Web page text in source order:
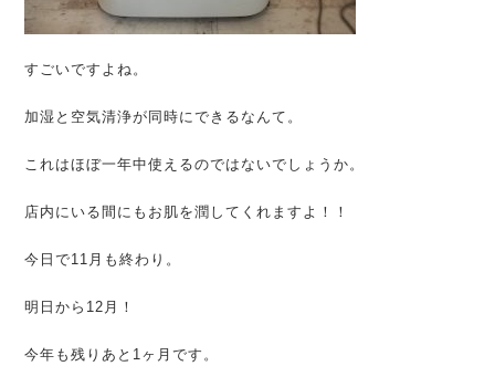
すごいですよね。
加湿と空気清浄が同時にできるなんて。
これはほぼ一年中使えるのではないでしょうか。
店内にいる間にもお肌を潤してくれますよ！！
今日で11月も終わり。
明日から12月！
今年も残りあと1ヶ月です。